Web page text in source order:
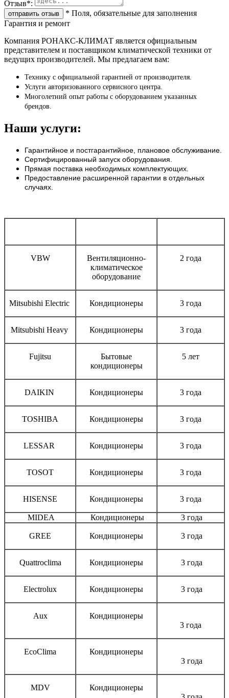
Отзыв*:
* Поля, обязательные для заполнения
Гарантия и ремонт
Компания РОНАКС-КЛИМАТ является официальным
представителем и поставщиком климатической техники от
ведущих производителей. Мы предлагаем вам:
Технику с официальной гарантией от производителя.
Услуги авторизованного сервисного центра.
Многолетний опыт работы с оборудованием указанных
брендов.
Наши услуги:
Гарантийное и постгарантийное, плановое обслуживание.
Сертифицированный запуск оборудования.
Прямая поставка необходимых комплектующих.
Предоставление расширенной гарантии в отдельных
случаях.
VBW
Вентиляционно-
климатическое
оборудование
2 года
Mitsubishi Electric Кондиционеры 3 года
Mitsubishi Heavy Кондиционеры 3 года
Fujitsu
Бытовые
кондиционеры
5 лет
DAIKIN Кондиционеры 3 года
TOSHIBA Кондиционеры 3 года
LESSAR Кондиционеры 3 года
TOSOT Кондиционеры 3 года
HISENSE Кондиционеры 3 года
MIDEA Кондиционеры 3 года
GREE Кондиционеры 3 года
Quattroclima Кондиционеры 3 года
Electrolux Кондиционеры 3 года
Aux
Кондиционеры
3 года
EcoClima
Кондиционеры
3 года
MDV
Кондиционеры